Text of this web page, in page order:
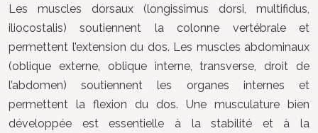
Les muscles dorsaux (longissimus dorsi, multifidus,
iliocostalis) soutiennent la colonne vertébrale et
permettent l’extension du dos. Les muscles abdominaux
(oblique externe, oblique interne, transverse, droit de
l’abdomen) soutiennent les organes internes et
permettent la flexion du dos. Une musculature bien
développée est essentielle à la stabilité et à la